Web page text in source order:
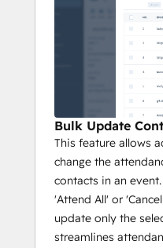
Bulk Update
This feature allows
change the
contacts in an
'Attend All' or
update only the
streamlines